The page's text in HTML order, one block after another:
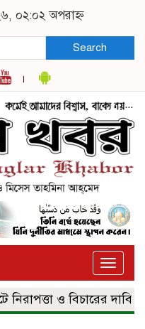
০২:০২ অপরাহ্ন
Search
Toggle
ও বিচারের দাবিতে